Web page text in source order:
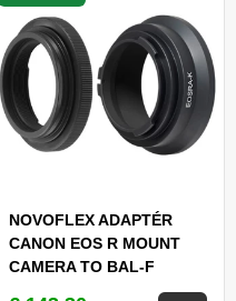
NOVOFLEX ADAPTÉR
CANON EOS R MOUNT
CAMERA TO BAL-F
BELLOWS (EOSRA-K +